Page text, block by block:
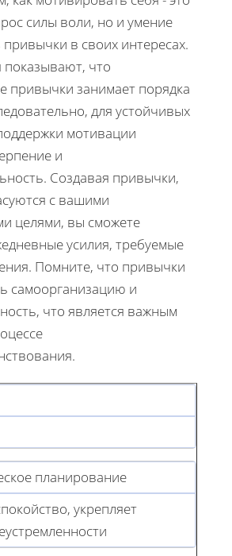
силы воли, но и умение
в своих интересах.
показывают, что
привычки занимает порядка
для устойчивых
мотивации
и
Создавая привычки,
с вашими
целями, вы сможете
усилия, требуемые
Помните, что привычки
самоорганизацию и
что является важным
планирование
укрепляет